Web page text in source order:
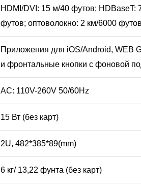
HDMI/DVI: 15 м/40 футов; HDBaseT:
футов; оптоволокно: 2 км/6000
Приложения для iOS/Android, WEB
и фронтальные кнопки с фоновой
AC: 110V-260V 50/60Hz
15 Вт (без карт)
2U, 482*385*89(mm)
6 кг/ 13,22 фунта (без карт)